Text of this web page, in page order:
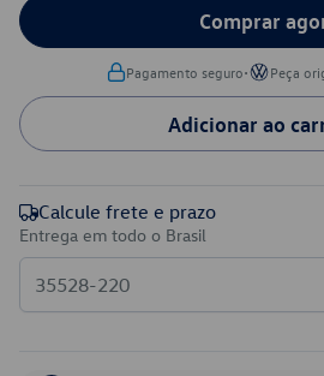
Comprar
Pagamento seguro• Peça
Adicionar ao
Calcule frete e prazo
Entrega em todo o Brasil